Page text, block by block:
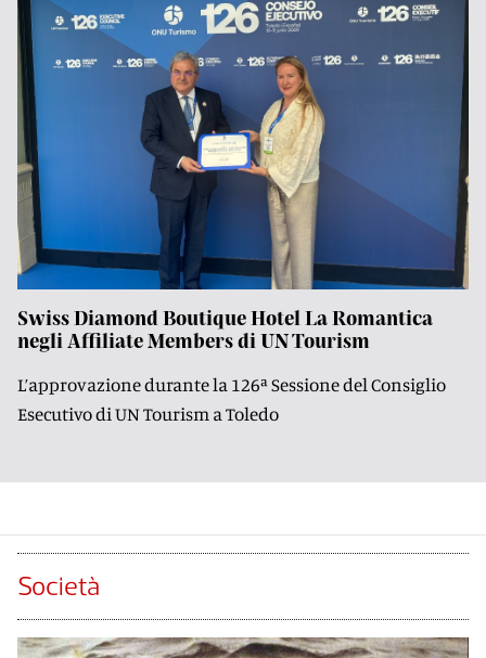
Swiss Diamond Boutique Hotel La Romantica
negli Affiliate Members di UN Tourism
L’approvazione durante la 126ª Sessione del Consiglio
Esecutivo di UN Tourism a Toledo
Società